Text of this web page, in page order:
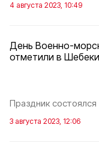
4 августа 2023, 10:49
День Военно-
отметили в
Праздник
3 августа 2023, 12:06